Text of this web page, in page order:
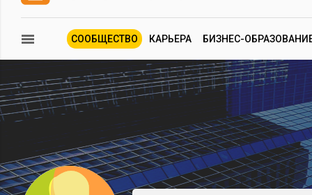
СООБЩЕСТВО КАРЬЕРА БИЗНЕС-